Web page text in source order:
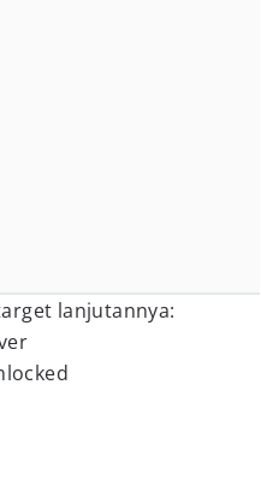
lanjutannya: